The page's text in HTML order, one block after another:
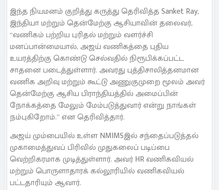
இந்த நியமனம் குறித்து கருத்து தெரிவித்த Sanket Ray,
இந்தியா மற்றும் தென்மேற்கு ஆசியாவின் தலைவர்,
“வணிகம் பற்றிய புரிதல் மற்றும் வளர்ச்சி
மனப்பான்மையால், அஜய் வணிகத்தை புதிய
உயரத்திற்கு கொண்டு செல்வதில் நிரூபிக்கப்பட்ட
சாதனை படைத்துள்ளார். அவரது புத்திசாலித்தனமான
வணிக அறிவு மற்றும் கூட்டு அணுகுமுறை மூலம் அவர்
தென்மேற்கு ஆசிய பிராந்தியத்தில் அமைப்பின்
நோக்கத்தை மேலும் மேம்படுத்துவார் என்று நாங்கள்
நம்புகிறோம்.” என தெரிவித்தார்.
அஜய் மும்பையில் உள்ள NMIMSஇல் சந்தைப்படுத்தல்
முகாமைத்துவப் பிரிவில் முதுகலைப் படிப்பை
வெற்றிகரமாக முடித்துள்ளார். அவர் HR வணிகவியல்
மற்றும் பொருளாதாரக் கல்லூரியில் வணிகவியல்
பட்டதாரியும் ஆவார்.